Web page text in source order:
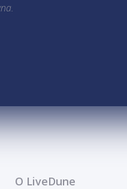
О LiveDune